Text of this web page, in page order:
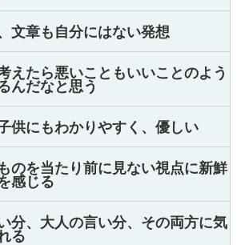
文章も自分にはない発想
えたら悪いこともいいことのよう
んだなと思う
供にもわかりやすく、優しい
のを当たり前に見ない視点に新鮮
感じる
分、大人の言い分、その両方に気
る